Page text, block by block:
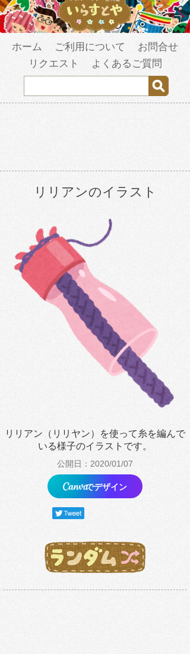
ホーム ご利用について
お問合せ
リクエスト
よくあるご質問
リリアンのイラスト
リリアン（リリヤン）を使って糸を編んで
いる様子のイラストです。
公開日：2020/01/07
でデザイン